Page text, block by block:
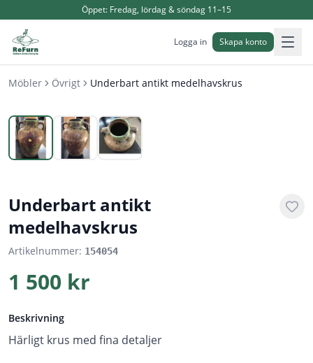
Öppet: Fredag, lördag & söndag 11–15
Logga in Skapa konto
Möbler Övrigt Underbart antikt medelhavskrus
Underbart antikt
medelhavskrus
Artikelnummer: 154054
1 500 kr
Beskrivning
Härligt krus med fina detaljer